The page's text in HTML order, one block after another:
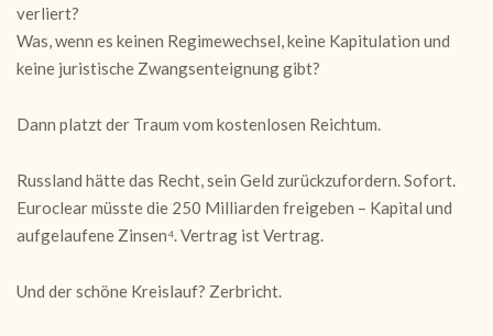
verliert?
Was, wenn es keinen Regimewechsel, keine Kapitulation und
keine juristische Zwangsenteignung gibt?
Dann platzt der Traum vom kostenlosen Reichtum.
Russland hätte das Recht, sein Geld zurückzufordern. Sofort.
Euroclear müsste die 250 Milliarden freigeben – Kapital und
aufgelaufene Zinsen⁴. Vertrag ist Vertrag.
Und der schöne Kreislauf? Zerbricht.